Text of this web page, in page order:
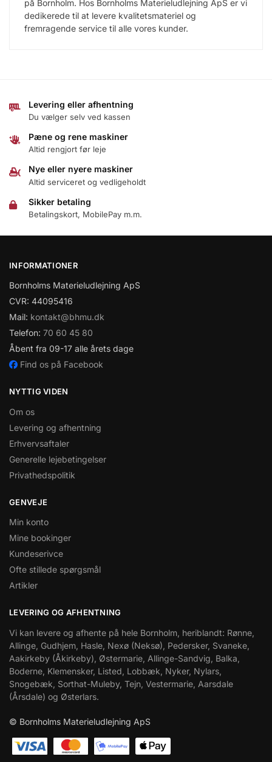
på Bornholm. Hos Bornholms Materieludlejning ApS er vi
dedikerede til at levere kvalitetsmateriel og
fremragende service til alle vores kunder.
Levering eller afhentning
Du vælger selv ved kassen
Pæne og rene maskiner
Altid rengjort før leje
Nye eller nyere maskiner
Altid serviceret og vedligeholdt
Sikker betaling
Betalingskort, MobilePay m.m.
INFORMATIONER
Bornholms Materieludlejning ApS
CVR: 44095416
Mail: kontakt@bhmu.dk
Telefon: 70 60 45 80
Åbent fra 09-17 alle årets dage
Find os på Facebook
NYTTIG VIDEN
Om os
Levering og afhentning
Erhvervsaftaler
Generelle lejebetingelser
Privathedspolitik
GENVEJE
Min konto
Mine bookinger
Kundeserivce
Ofte stillede spørgsmål
Artikler
LEVERING OG AFHENTNING
Vi kan levere og afhente på hele Bornholm, heriblandt: Rønne,
Allinge, Gudhjem, Hasle, Nexø (Neksø), Pedersker, Svaneke,
Aakirkeby (Åkirkeby), Østermarie, Allinge-Sandvig, Balka,
Boderne, Klemensker, Listed, Lobbæk, Nyker, Nylars,
Snogebæk, Sorthat-Muleby, Tejn, Vestermarie, Aarsdale
(Årsdale) og Østerlars.
© Bornholms Materieludlejning ApS